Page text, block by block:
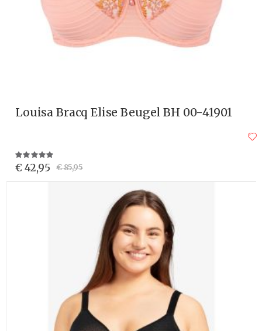
Louisa Bracq Elise Beugel BH 00-41901
Waardering:
100%
€ 42,95 € 85,95